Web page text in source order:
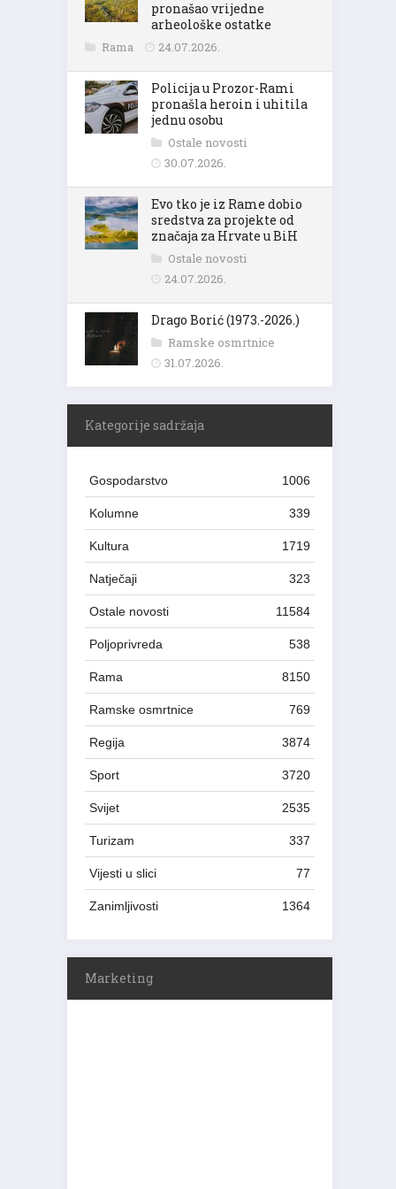
pronašao vrijedne
arheološke ostatke
Rama 24.07.2026.
Policija u Prozor-Rami
pronašla heroin i uhitila
jednu osobu
Ostale novosti
30.07.2026.
Evo tko je iz Rame dobio
sredstva za projekte od
značaja za Hrvate u BiH
Ostale novosti
24.07.2026.
Drago Borić (1973.-2026.)
Ramske osmrtnice
31.07.2026.
Kategorije sadržaja
Gospodarstvo 1006
Kolumne 339
Kultura 1719
Natječaji 323
Ostale novosti 11584
Poljoprivreda 538
Rama 8150
Ramske osmrtnice 769
Regija 3874
Sport 3720
Svijet 2535
Turizam 337
Vijesti u slici 77
Zanimljivosti 1364
Marketing